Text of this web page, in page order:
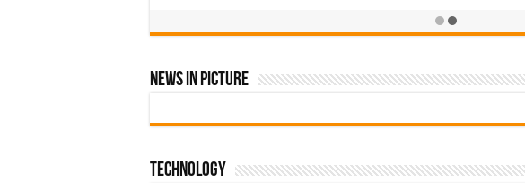
News In Picture
Technology